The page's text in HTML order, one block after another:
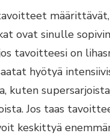
ovat sinulle
tavoitteesi on
hyötyä
kuten
Jos taas
keskittyä